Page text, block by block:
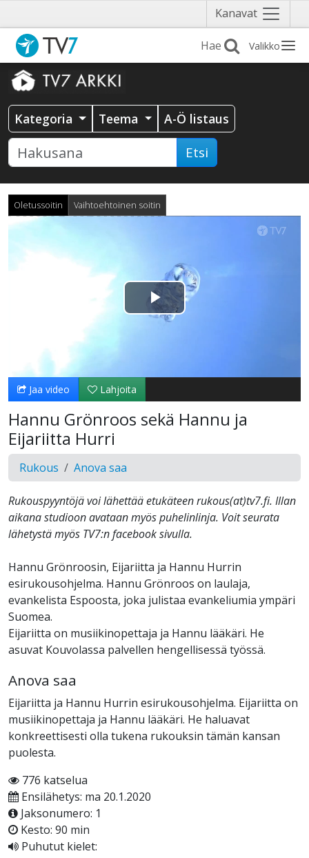
Kanavat Näytä
valikko
Valikko
Kategoria Teema A-Ö listaus
Etsi
Oletussoitin Vaihtoehtoinen soitin
Toista
Jaa video Lahjoita
Hannu Grönroos sekä Hannu ja
Eijariitta Hurri
Rukous Anova saa
Rukouspyyntöjä voi lähettää etukäteen rukous(at)tv7.fi. Illan
aikana studioon avataan myös puhelinlinja. Voit seurata
lähetystä myös TV7:n facebook sivulla.
Hannu Grönroosin, Eijariitta ja Hannu Hurrin
esirukousohjelma. Hannu Grönroos on laulaja,
evankelista Espoosta, joka julistaa evankeliumia ympäri
Suomea.
Eijariitta on musiikinopettaja ja Hannu lääkäri. He
asuvat Kouvolassa palvellen hengellisessä työssä.
Anova saa
Eijariitta ja Hannu Hurrin esirukousohjelma. Eijariitta on
musiikinopettaja ja Hannu lääkäri. He haluavat
konkreettisesti olla tukena rukouksin tämän kansan
puolesta.
776 katselua
Ensilähetys: ma 20.1.2020
Jaksonumero: 1
Kesto: 90 min
Puhutut kielet: